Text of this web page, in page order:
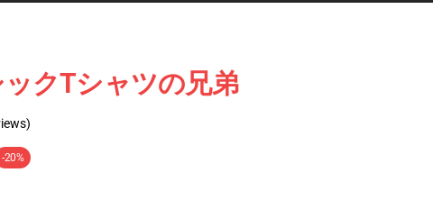
ックTシャツの兄弟
-20%